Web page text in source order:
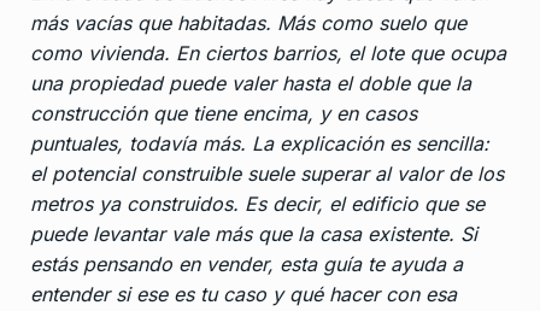
más vacías que habitadas. Más como suelo que
como vivienda. En ciertos barrios, el lote que ocupa
una propiedad puede valer hasta el doble que la
construcción que tiene encima, y en casos
puntuales, todavía más. La explicación es sencilla:
el potencial construible suele superar al valor de los
metros ya construidos. Es decir, el edificio que se
puede levantar vale más que la casa existente. Si
estás pensando en vender, esta guía te ayuda a
entender si ese es tu caso y qué hacer con esa